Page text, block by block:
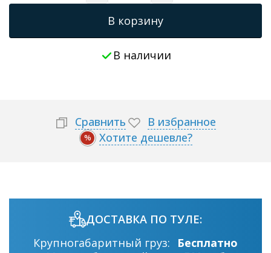
В корзину
В наличии
Сравнить В избранное
% Хотите дешевле?
ДОСТАВКА ПО ТУЛЕ:
Крупногабаритный груз:
Бесплатно